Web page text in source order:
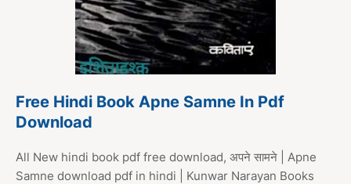
Free Hindi Book Apne Samne In Pdf
Download
All New hindi book pdf free download, अपने सामने | Apne
Samne download pdf in hindi | Kunwar Narayan Books